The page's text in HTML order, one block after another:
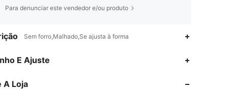
Para denunciar este vendedor e/ou produto
Sem forro,Malhado,Se ajusta à forma
E Ajuste
A Loja
4,82